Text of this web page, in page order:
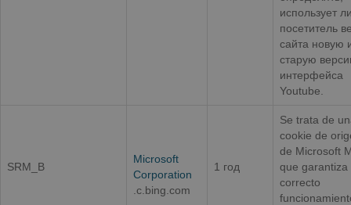
использует
посетитель
сайта новую
старую
интерфейса
Youtube.
SRM_B
Microsoft
Corporation
.c.bing.com
1 год
Se trata de
cookie de
de Microsoft
que garantiza
correcto